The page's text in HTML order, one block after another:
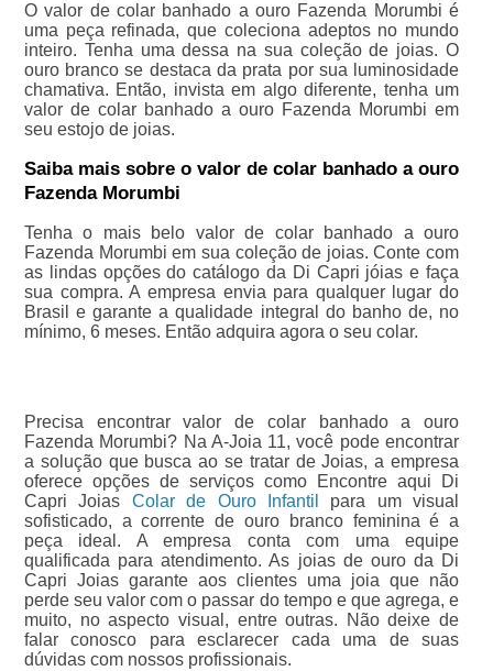
O valor de colar banhado a ouro Fazenda Morumbi é
uma peça refinada, que coleciona adeptos no mundo
inteiro. Tenha uma dessa na sua coleção de joias. O
ouro branco se destaca da prata por sua luminosidade
chamativa. Então, invista em algo diferente, tenha um
valor de colar banhado a ouro Fazenda Morumbi em
seu estojo de joias.
Saiba mais sobre o valor de colar banhado a ouro
Fazenda Morumbi
Tenha o mais belo valor de colar banhado a ouro
Fazenda Morumbi em sua coleção de joias. Conte com
as lindas opções do catálogo da Di Capri jóias e faça
sua compra. A empresa envia para qualquer lugar do
Brasil e garante a qualidade integral do banho de, no
mínimo, 6 meses. Então adquira agora o seu colar.
Precisa encontrar valor de colar banhado a ouro
Fazenda Morumbi? Na A-Joia 11, você pode encontrar
a solução que busca ao se tratar de Joias, a empresa
oferece opções de serviços como Encontre aqui Di
Capri Joias Colar de Ouro Infantil
para um visual
sofisticado, a corrente de ouro branco feminina é a
peça ideal. A empresa conta com uma equipe
qualificada para atendimento. As joias de ouro da Di
Capri Joias garante aos clientes uma joia que não
perde seu valor com o passar do tempo e que agrega, e
muito, no aspecto visual, entre outras. Não deixe de
falar conosco para esclarecer cada uma de suas
dúvidas com nossos profissionais.